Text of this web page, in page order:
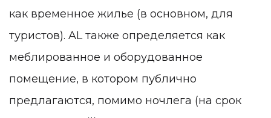
как временное жилье (в основном, для
туристов). AL также определяется как
меблированное и оборудованное
помещение, в котором публично
предлагаются, помимо ночлега (на срок